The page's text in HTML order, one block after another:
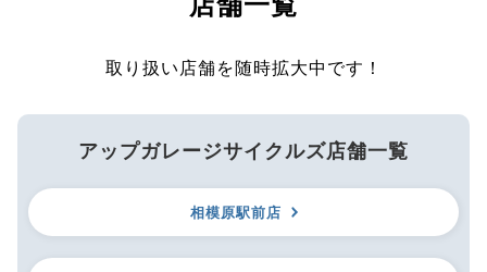
取り扱い店舗を随時拡大中です！
アップガレージサイクルズ店舗一覧
相模原駅前店